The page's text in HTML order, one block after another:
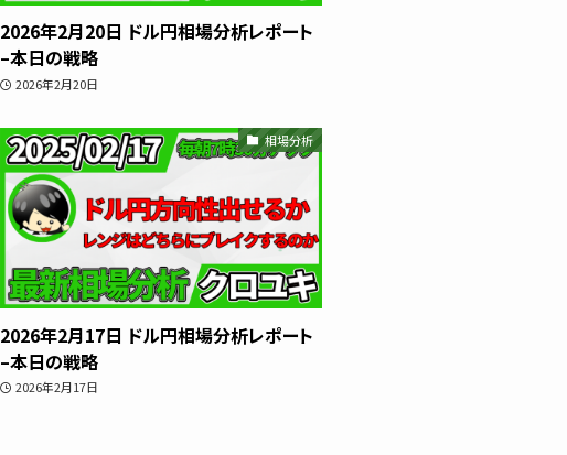
2026年2月20日 ドル円相場分析レポート
–本日の戦略
2026年2月20日
相場分析
2026年2月17日 ドル円相場分析レポート
–本日の戦略
2026年2月17日